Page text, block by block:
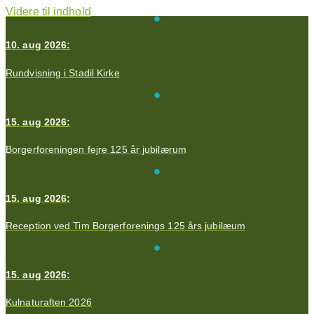
Videre til indhold
10. aug 2026:
Rundvisning i Stadil Kirke
15. aug 2026:
Borgerforeningen fejre 125 år jubilærum
15. aug 2026:
Reception ved Tim Borgerforenings 125 års jubilæum
15. aug 2026:
Kulnaturaften 2026